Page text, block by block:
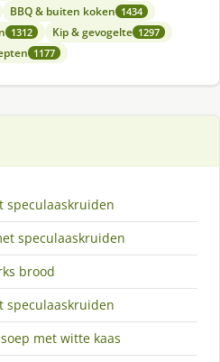
BBQ & buiten koken 1434
1312 Kip & gevogelte 1297
1177
speculaaskruiden
speculaaskruiden
brood
speculaaskruiden
met witte kaas